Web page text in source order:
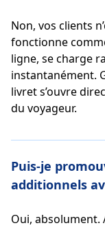
Non, vos clients
fonctionne
ligne, se charge
instantanément.
livret s’ouvre
du voyageur.
Puis-je
additionnels
Oui, absolument.